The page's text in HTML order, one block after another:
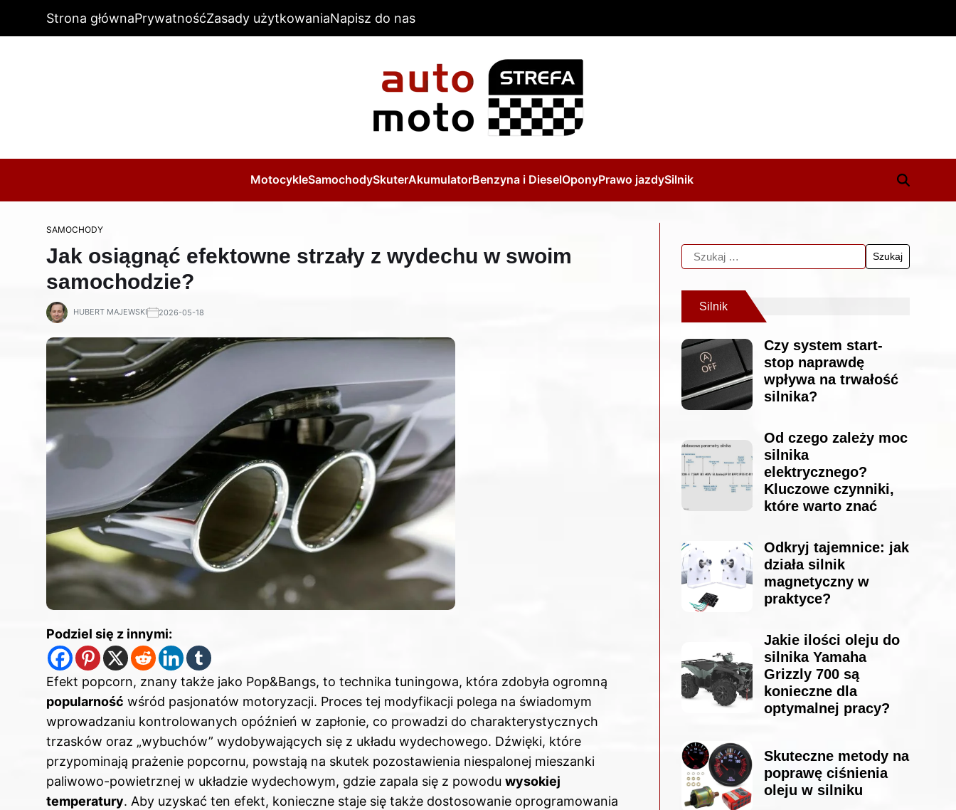
Strona głównaPrywatnośćZasady użytkowaniaNapisz do nas
MotocykleSamochodySkuterAkumulatorBenzyna i DieselOponyPrawo jazdySilnik
SAMOCHODY
Jak osiągnąć efektowne strzały z wydechu w swoim
samochodzie?
HUBERT MAJEWSKI 2026-05-18
Podziel się z innymi:
Efekt popcorn, znany także jako Pop&Bangs, to technika tuningowa, która zdobyła ogromną
popularność wśród pasjonatów motoryzacji. Proces tej modyfikacji polega na świadomym
wprowadzaniu kontrolowanych opóźnień w zapłonie, co prowadzi do charakterystycznych
trzasków oraz „wybuchów” wydobywających się z układu wydechowego. Dźwięki, które
przypominają prażenie popcornu, powstają na skutek pozostawienia niespalonej mieszanki
paliwowo-powietrznej w układzie wydechowym, gdzie zapala się z powodu wysokiej
temperatury. Aby uzyskać ten efekt, konieczne staje się także dostosowanie oprogramowania
Silnik
Czy system start-
stop naprawdę
wpływa na trwałość
silnika?
Od czego zależy moc
silnika
elektrycznego?
Kluczowe czynniki,
które warto znać
Odkryj tajemnice: jak
działa silnik
magnetyczny w
praktyce?
Jakie ilości oleju do
silnika Yamaha
Grizzly 700 są
konieczne dla
optymalnej pracy?
Skuteczne metody na
poprawę ciśnienia
oleju w silniku